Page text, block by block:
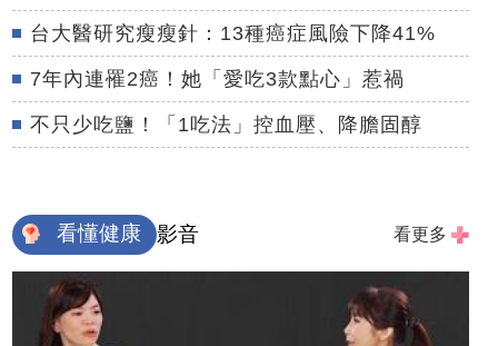
台大醫研究瘦瘦針：13種癌症風險下降41%
7年內連罹2癌！她「愛吃3款點心」惹禍
不只少吃鹽！「1吃法」控血壓、降膽固醇
看懂健康 影音 看更多